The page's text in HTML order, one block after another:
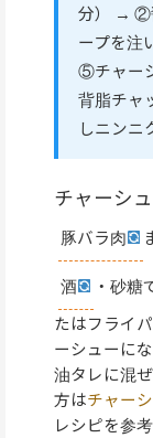
分） → ②
ープを
⑤チャー
背脂チャ
しニンニ
チャーシ
豚バラ肉
酒
・砂糖
たはフライ
ーシューに
油タレに混
方はチャー
レシピを参